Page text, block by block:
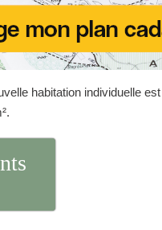
habitation individuelle